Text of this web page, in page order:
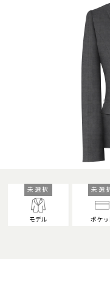
モデル
未選択
ポケッ
未選